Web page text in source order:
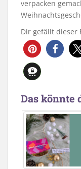
verpacken
Dir gefällt dieser
110
Das könnte